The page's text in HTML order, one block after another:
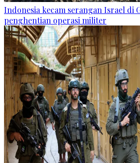
Indonesia kecam serangan Israel di
penghentian operasi militer